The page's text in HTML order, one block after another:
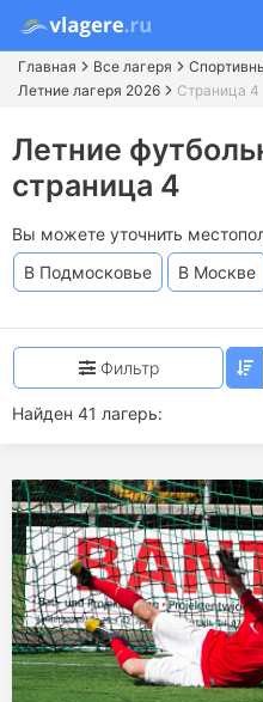
Главная Все лагеря
Летние лагеря 2026
Страница 4
Летние
страница 4
Вы можете уточнить
В Подмосковье
В Москве
Найден 41 лагерь:
Фильтр